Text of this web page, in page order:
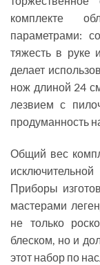
комплекте
параметрами:
тяжесть в руке
делает
нож длиной 24
лезвием с
продуманность
Общий вес
Приборы
мастерами
не только
блеском, но и
этот набор по